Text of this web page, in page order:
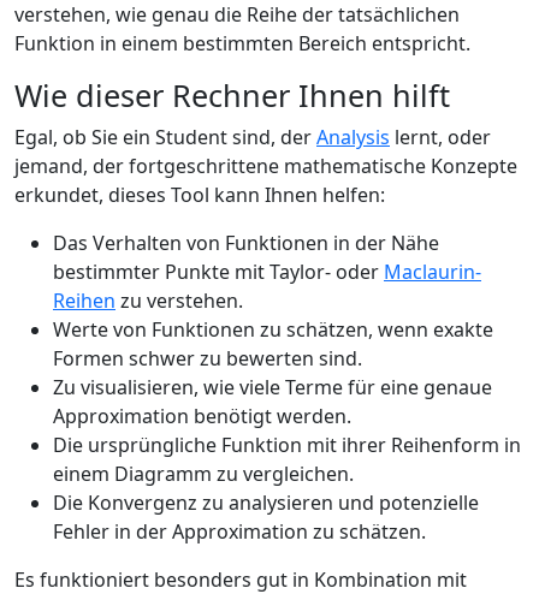
verstehen, wie genau die Reihe der tatsächlichen
Funktion in einem bestimmten Bereich entspricht.
Wie dieser Rechner Ihnen hilft
Egal, ob Sie ein Student sind, derAnalysis lernt, oder
jemand, der fortgeschrittene mathematische Konzepte
erkundet, dieses Tool kann Ihnen helfen:
Das Verhalten von Funktionen in der Nähe
bestimmter Punkte mit Taylor- oder Maclaurin-
Reihen zu verstehen.
Werte von Funktionen zu schätzen, wenn exakte
Formen schwer zu bewerten sind.
Zu visualisieren, wie viele Terme für eine genaue
Approximation benötigt werden.
Die ursprüngliche Funktion mit ihrer Reihenform in
einem Diagramm zu vergleichen.
Die Konvergenz zu analysieren und potenzielle
Fehler in der Approximation zu schätzen.
Es funktioniert besonders gut in Kombination mit